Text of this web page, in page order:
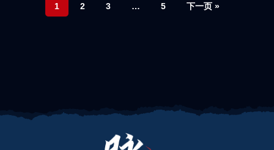
1 2 3 … 5 下一页 »